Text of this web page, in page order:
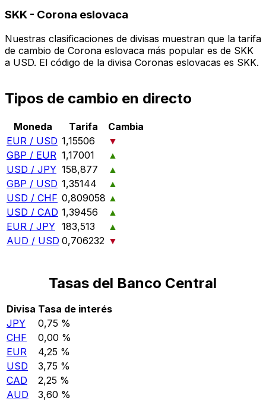
SKK - Corona eslovaca
Nuestras clasificaciones de divisas muestran que la tarifa
de cambio de Corona eslovaca más popular es de SKK
a USD. El código de la divisa Coronas eslovacas es SKK.
Tipos de cambio en directo
Moneda Tarifa
Cambia
EUR / USD 1,15506
▼
GBP / EUR 1,17001
▲
USD / JPY 158,877
▲
GBP / USD 1,35144
▲
USD / CHF 0,809058 ▲
USD / CAD 1,39456
▲
EUR / JPY 183,513
▲
AUD / USD 0,706232 ▼
Tasas del Banco Central
Divisa Tasa de interés
JPY
0,75 %
CHF
0,00 %
EUR
4,25 %
USD
3,75 %
CAD
2,25 %
AUD
3,60 %